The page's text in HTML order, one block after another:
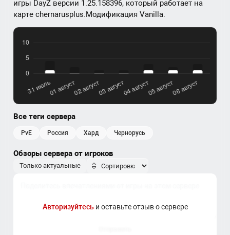
игры DayZ версии 1.25.158396, который работает на
карте chernarusplus.Модификация Vanilla.
Все теги сервера
PvE россия хард чернорусь
Обзоры сервера от игроков
Только актуальные
Авторизуйтесьи оставьте отзыв о сервере